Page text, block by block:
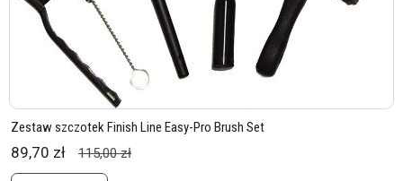
Zestaw szczotek Finish Line Easy-Pro Brush Set
89,70 zł 115,00 zł